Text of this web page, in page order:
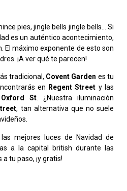
pies, jingle bells jingle bells… Si
es un auténtico acontecimiento,
El máximo exponente de esto son
¡A ver qué te parecen!
tradicional, Covent Garden es tu
en Regent Street y las
Oxford St . ¿Nuestra iluminación
, tan alternativa que no suele
mejores luces de Navidad de
a la capital british durante las
tu paso, ¡y gratis!